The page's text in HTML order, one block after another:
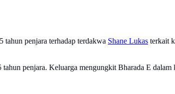
tahun penjara terhadap terdakwa Shane Lukas terkait
penjara. Keluarga mengungkit Bharada E